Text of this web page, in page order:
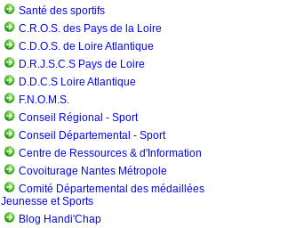
Santé des sportifs
C.R.O.S. des Pays de la Loire
C.D.O.S. de Loire Atlantique
D.R.J.S.C.S Pays de Loire
D.D.C.S Loire Atlantique
F.N.O.M.S.
Conseil Régional - Sport
Conseil Départemental - Sport
Centre de Ressources & d'Information
Covoiturage Nantes Métropole
Comité Départemental des médaillées
Jeunesse et Sports
Blog Handi'Chap